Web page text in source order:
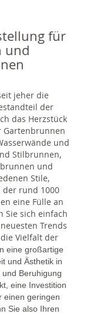
für
und
jeher die
der
das Herzstück
Gartenbrunnen
und
Stilbrunnen,
und
Stile,
rund 1000
eine Fülle an
Sie sich einfach
Trends
Vielfalt der
eine großartige
und Ästhetik in
Beruhigung
eine Investition
einen geringen
Sie also Ihren